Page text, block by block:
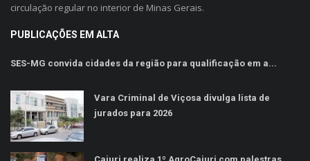
circulação regular no interior de Minas Gerais.
PUBLICAÇÕES EM ALTA
SES-MG convida cidades da região para qualificação em a...
Vara Criminal de Viçosa divulga lista de
jurados para 2026